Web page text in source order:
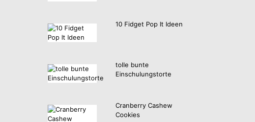
10 Fidget Pop It Ideen
tolle bunte
Einschulungstorte
Cranberry Cashew
Cookies